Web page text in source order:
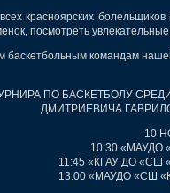
красноярских болельщиков
посмотреть
командам
ПО БАСКЕТБОЛУ
ДМИТРИЕВИЧА
10
10:30 «МАУДО
11:45 «КГАУ ДО «СШ
13:00 «МАУДО «СШ